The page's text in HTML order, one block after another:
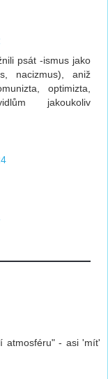
psát -ismus jako
nacizmus), aniž
optimizta,
jakoukoliv
atmosféru" - asi 'mít'